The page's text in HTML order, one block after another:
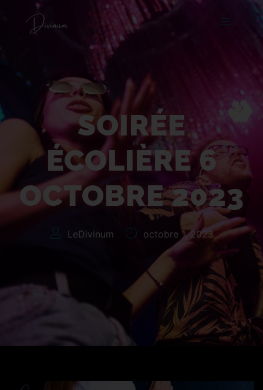
Soirée Écolière 6
octobre 2023
SOIRÉE
ÉCOLIÈRE 6
OCTOBRE 2023
LeDivinum octobre 1, 2023